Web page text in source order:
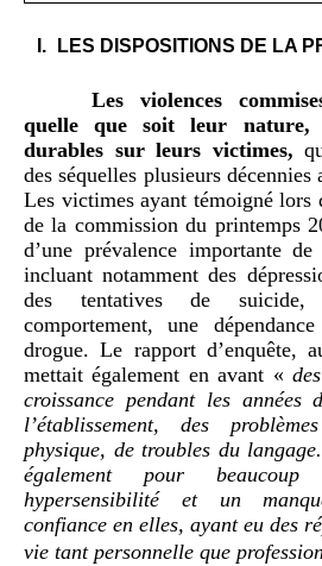
I. LES DISPOSITIONS DE LA
Les violences
quelle que soit leur nature,
durables sur leurs victimes,
des séquelles plusieurs décennies
Les victimes ayant témoigné lors
de la commission du printemps
d’une prévalence importante
incluant notamment des
des tentatives de
comportement, une
drogue. Le rapport d’enquête,
mettait également en avant «
croissance pendant les années
l’établissement, des
physique, de troubles du
également pour
hypersensibilité et un
confiance en elles, ayant eu des
vie tant personnelle que